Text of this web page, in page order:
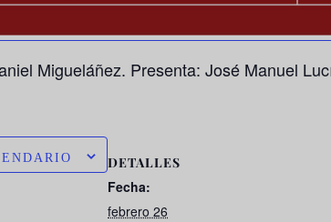
Migueláñez. Presenta: José Manuel
DETALLES
Fecha:
febrero 26